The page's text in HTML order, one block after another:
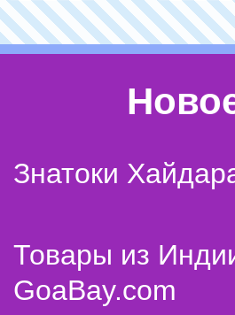
Знатоки
Товары из
GoaBay.com